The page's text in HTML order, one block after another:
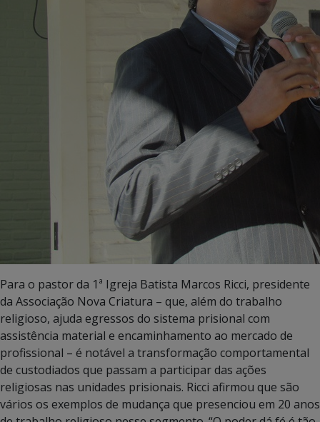
Para o pastor da 1ª Igreja Batista Marcos Ricci, presidente
da Associação Nova Criatura – que, além do trabalho
religioso, ajuda egressos do sistema prisional com
assistência material e encaminhamento ao mercado de
profissional – é notável a transformação comportamental
de custodiados que passam a participar das ações
religiosas nas unidades prisionais. Ricci afirmou que são
vários os exemplos de mudança que presenciou em 20 anos